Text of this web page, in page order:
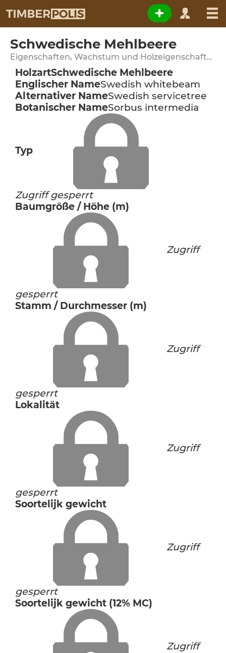
Schwedische Mehlbeere
Eigenschaften, Wachstum und Holzeigenschaften
HolzartSchwedische Mehlbeere
Englischer NameSwedish whitebeam
Alternativer NameSwedish servicetree
Botanischer NameSorbus intermedia
Typ
Zugriff gesperrt
Baumgröße / Höhe (m)
Zugriff
gesperrt
Stamm / Durchmesser (m)
Zugriff
gesperrt
Lokalität
Zugriff
gesperrt
Soortelijk gewicht
Zugriff
gesperrt
Soortelijk gewicht (12% MC)
Zugriff